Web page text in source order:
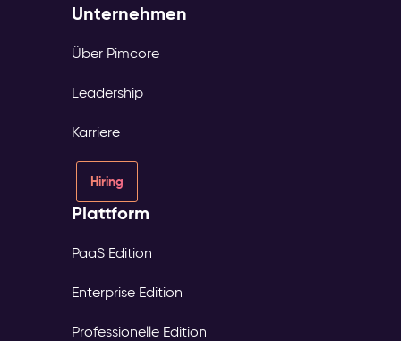
Unternehmen
Über Pimcore
Leadership
Karriere
Hiring
Plattform
PaaS Edition
Enterprise Edition
Professionelle Edition